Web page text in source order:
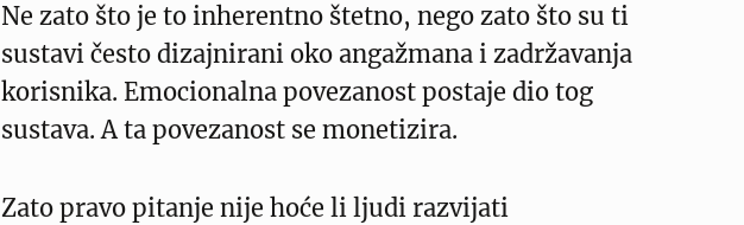
Ne zato što je to inherentno štetno, nego zato što su ti
sustavi često dizajnirani oko angažmana i zadržavanja
korisnika. Emocionalna povezanost postaje dio tog
sustava. A ta povezanost se monetizira.
Zato pravo pitanje nije hoće li ljudi razvijati